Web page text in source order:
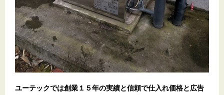
ユーテックでは創業１５年の実績と信頼で仕入れ価格と広告